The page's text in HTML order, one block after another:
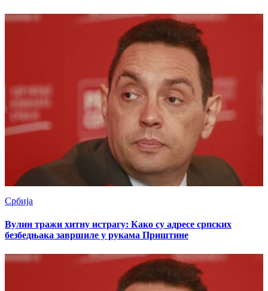
Србија
Вулин тражи хитну истрагу: Како су адресе српских
безбедњака завршиле у рукама Приштине